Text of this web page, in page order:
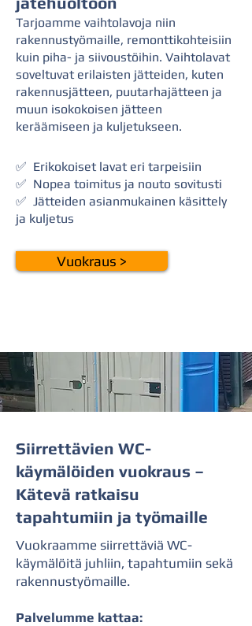
Tarjoamme vaihtolavoja niin
rakennustyömaille, remonttikohteisiin
kuin piha- ja siivoustöihin. Vaihtolavat
soveltuvat erilaisten jätteiden, kuten
rakennusjätteen, puutarhajätteen ja
muun isokokoisen jätteen
keräämiseen ja kuljetukseen.
✅ Erikokoiset lavat eri tarpeisiin
✅ Nopea toimitus ja nouto sovitusti
✅ Jätteiden asianmukainen käsittely
ja kuljetus
Vuokraus >
Siirrettävien WC-
käymälöiden vuokraus –
Kätevä ratkaisu
tapahtumiin ja työmaille
Vuokraamme siirrettäviä WC-
käymälöitä juhliin, tapahtumiin sekä
rakennustyömaille.
Palvelumme kattaa: